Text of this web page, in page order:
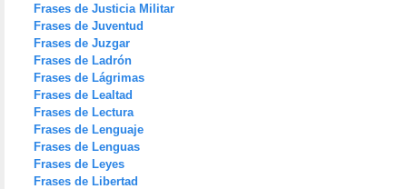
Frases de Justicia Militar
Frases de Juventud
Frases de Juzgar
Frases de Ladrón
Frases de Lágrimas
Frases de Lealtad
Frases de Lectura
Frases de Lenguaje
Frases de Lenguas
Frases de Leyes
Frases de Libertad